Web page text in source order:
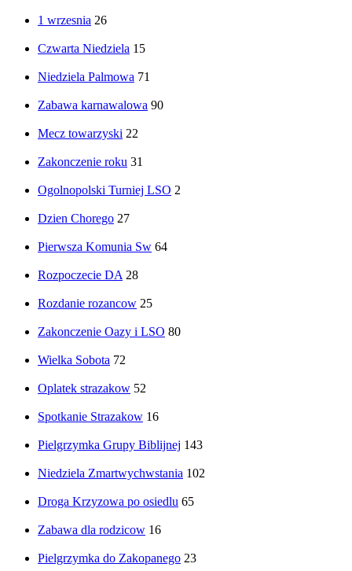
1 wrzesnia 26
Czwarta Niedziela 15
Niedziela Palmowa 71
Zabawa karnawalowa 90
Mecz towarzyski 22
Zakonczenie roku 31
Ogolnopolski Turniej LSO 2
Dzien Chorego 27
Pierwsza Komunia Sw 64
Rozpoczecie DA 28
Rozdanie rozancow 25
Zakonczenie Oazy i LSO 80
Wielka Sobota 72
Oplatek strazakow 52
Spotkanie Strazakow 16
Pielgrzymka Grupy Biblijnej 143
Niedziela Zmartwychwstania 102
Droga Krzyzowa po osiedlu 65
Zabawa dla rodzicow 16
Pielgrzymka do Zakopanego 23